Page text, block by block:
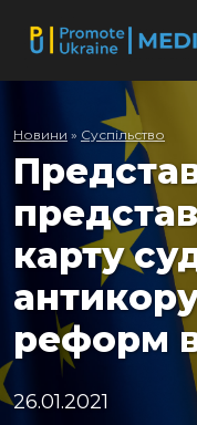
Новини » Суспільство
карту
реформ в
26.01.2021